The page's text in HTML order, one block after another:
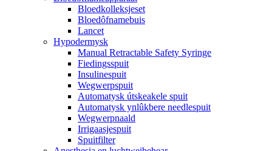
Bloedkolleksjeset
Bloedôfnamebuis
Lancet
Hypodermysk
Manual Retractable Safety Syringe
Fiedingsspuit
Insulinespuit
Wegwerpspuit
Automatysk útskeakele spuit
Automatysk ynlûkbere needlespuit
Wegwerpnaald
Irrigaasjespuit
Spuitfilter